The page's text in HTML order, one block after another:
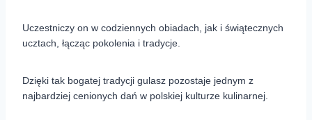
Uczestniczy on w codziennych obiadach, jak i świątecznych
ucztach, łącząc pokolenia i tradycje.
Dzięki tak bogatej tradycji gulasz pozostaje jednym z
najbardziej cenionych dań w polskiej kulturze kulinarnej.